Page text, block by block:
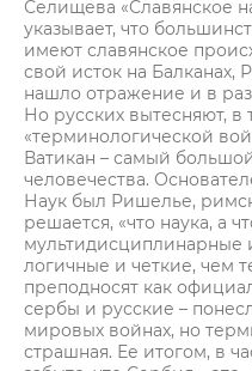
Селищева «Славянское
указывает, что
имеют славянское
свой исток на Балканах,
нашло отражение и в
Но русских вытесняют,
«терминологической
Ватикан – самый
человечества.
Наук был Ришелье,
решается, «что наука, а
мультидисциплинарные
логичные и четкие, чем
преподносят как
сербы и русские –
мировых войнах, но
страшная. Ее итогом, в